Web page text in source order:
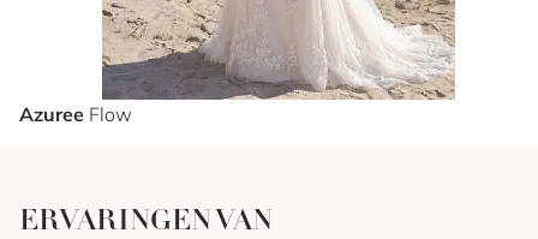
Azuree Flow
ERVARINGEN VAN